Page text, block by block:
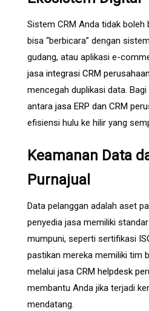
Sistem CRM Anda tidak boleh
bisa “berbicara” dengan
gudang, atau aplikasi e-
jasa integrasi CRM perusahaan
mencegah duplikasi data.
antara jasa ERP dan CRM
efisiensi hulu ke hilir yang
Keamanan Data
Purnajual
Data pelanggan adalah aset
penyedia jasa memiliki
mumpuni, seperti sertifikasi
pastikan mereka memiliki tim
melalui jasa CRM helpdesk
membantu Anda jika terjadi
mendatang.